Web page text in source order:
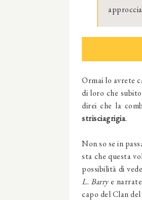
Ormai lo avrete
di loro che
direi che la
strisciagrigia.
Non so se in
sta che questa
possibilità di
L. Barrye
capo del Clan